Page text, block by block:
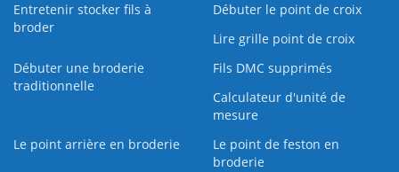
Entretenir stocker fils à
broder
Débuter le point de croix
Lire grille point de croix
Débuter une broderie
traditionnelle
Fils DMC supprimés
Calculateur d'unité de
mesure
Le point arrière en broderie
Le point de feston en
broderie